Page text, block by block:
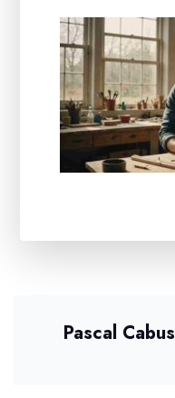
Pascal Cabus